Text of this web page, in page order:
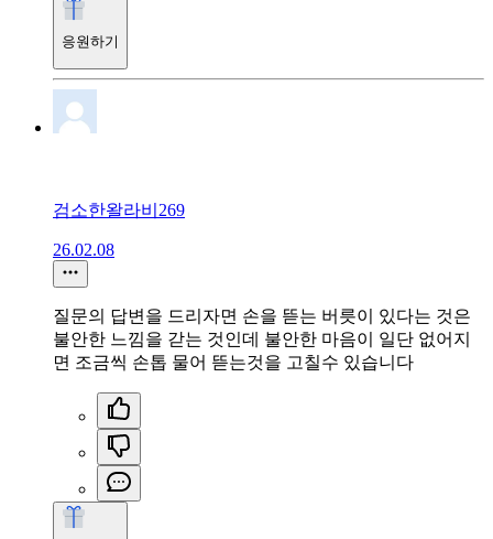
응원하기
검소한왈라비269
26.02.08
질문의 답변을 드리자면 손을 뜯는 버릇이 있다는 것은
불안한 느낌을 갇는 것인데 불안한 마음이 일단 없어지
면 조금씩 손톱 물어 뜯는것을 고칠수 있습니다